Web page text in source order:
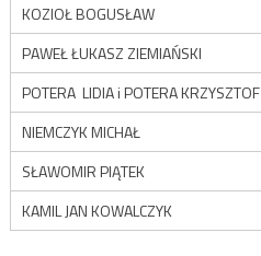
KOZIOŁ BOGUSŁAW
PAWEŁ ŁUKASZ ZIEMIAŃSKI
POTERA LIDIA i POTERA KRZYSZTOF
NIEMCZYK MICHAŁ
SŁAWOMIR PIĄTEK
KAMIL JAN KOWALCZYK